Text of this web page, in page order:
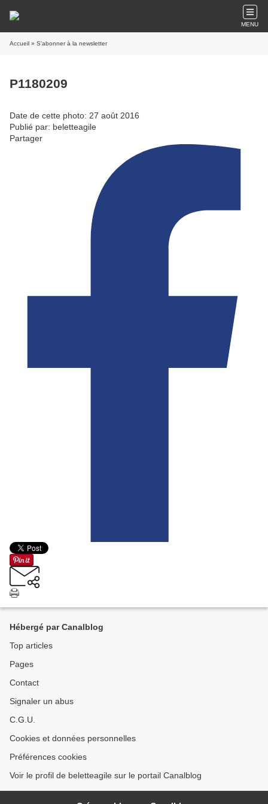
MENU
Accueil » S'abonner à la newsletter
P1180209
Date de cette photo: 27 août 2016
Publié par: beletteagile
Partager
Hébergé par Canalblog
Top articles
Pages
Contact
Signaler un abus
C.G.U.
Cookies et données personnelles
Préférences cookies
Voir le profil de beletteagile sur le portail Canalblog